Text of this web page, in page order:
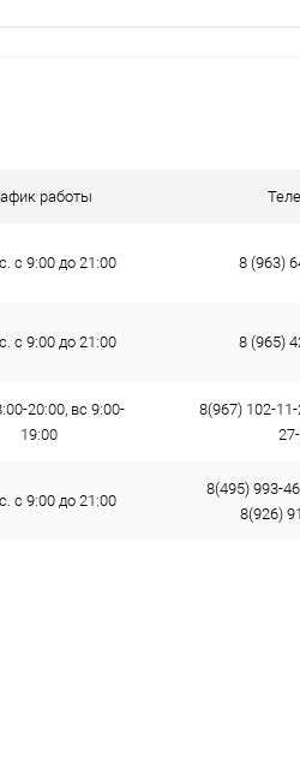
работы
с 9:00 до 21:00 8 (963)
с 9:00 до 21:00 8 (965)
20:00, вс 9:00-
19:00
8(967) 102-
с 9:00 до 21:00
8(495) 993-
8(926)